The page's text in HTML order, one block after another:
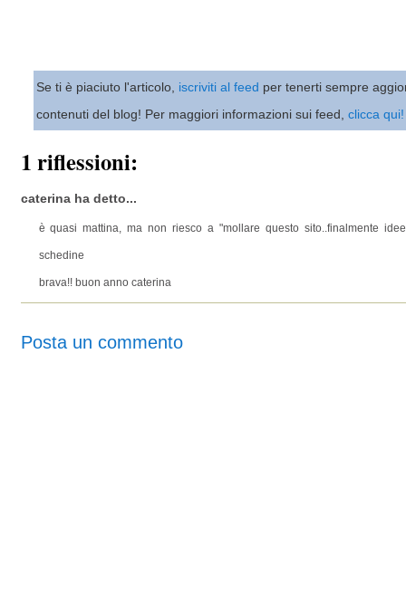
Se ti è piaciuto l'articolo, iscriviti al feed per tenerti sempre
contenuti del blog! Per maggiori informazioni sui feed, clicca qui!
1 riflessioni:
caterina ha detto...
è quasi mattina, ma non riesco a "mollare questo sito..finalmente
schedine
brava!! buon anno caterina
Posta un commento